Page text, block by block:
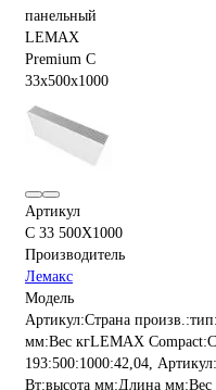
Артикул
C 33 500X1000
Производитель
Лемакс
Модель
Артикул:Страна
мм:Вес кгLEMAX
193:500:1000:42,04,
Вт:высота мм:Длина мм:Вес